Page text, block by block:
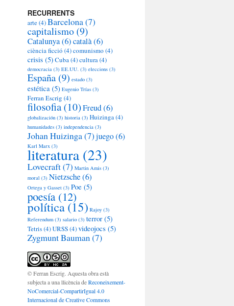
RECURRENTS
arte(4)Barcelona(7)
capitalismo (9)
Catalunya(6)català(6)
ciència ficció (4)comunismo (4)
crisis (5)Cuba(4)cultura(4)
democracia (3) EE.UU. (3) eleccions (3)
España (9) estado (3)
estética (5) Eugenio Trías (3)
Ferran Escrig (4)
filosofia(10)Freud(6)
globalización (3) historia (3) Huizinga(4)
humanidades (3) independencia (3)
Johan Huizinga(7)juego(6)
Karl Marx (3)
literatura (23)
Lovecraft(7) Martin Amis (3)
moral (3) Nietzsche(6)
Ortega y Gasset (3) Poe (5)
poesía (12)
política (15) Rajoy (3)
Referendum (3) salario (3) terror (5)
Tetris(4)URSS(4)videojocs (5)
Zygmunt Bauman(7)
© Ferran Escrig. Aquesta obra està
subjecta a una llicència deReconeixement-
NoComercial-CompartirIgual 4.0
Internacional de Creative Commons